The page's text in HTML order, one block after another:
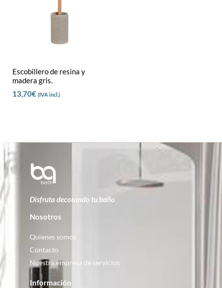
Escobillero de resina y
madera gris.
13,70€ (IVA incl.)
Disfruta decorando tu baño
Nosotros
Quienes somos
Contacto
Nuestra empresa de servicios
Información